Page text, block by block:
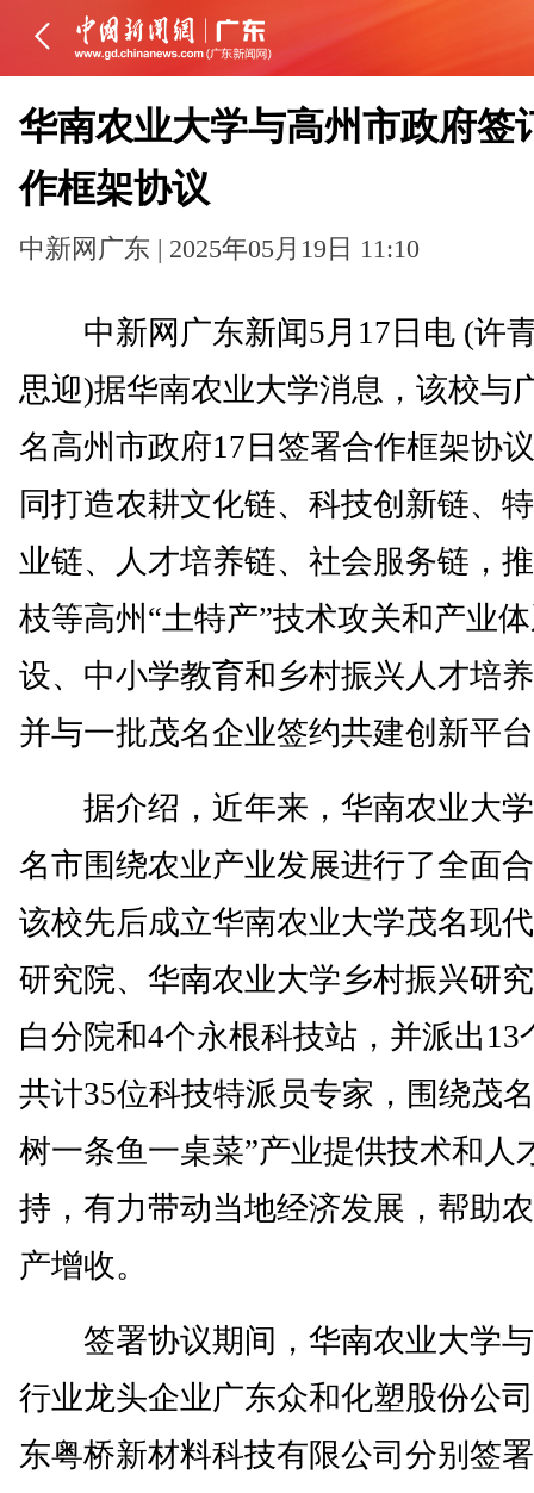
华南农业大学与高州市政府签
作框架协议
中新网广东 | 2025年05月19日 11:10
中新网广东新闻5月17日电 (许
思迎)据华南农业大学消息，该校与
名高州市政府17日签署合作框架协
同打造农耕文化链、科技创新链、
业链、人才培养链、社会服务链，
枝等高州“土特产”技术攻关和产业
设、中小学教育和乡村振兴人才培
并与一批茂名企业签约共建创新平
据介绍，近年来，华南农业大
名市围绕农业产业发展进行了全面
该校先后成立华南农业大学茂名现
研究院、华南农业大学乡村振兴研
白分院和4个永根科技站，并派出13
共计35位科技特派员专家，围绕茂
树一条鱼一桌菜”产业提供技术和人
持，有力带动当地经济发展，帮助
产增收。
签署协议期间，华南农业大学
行业龙头企业广东众和化塑股份公
东粤桥新材料科技有限公司分别签